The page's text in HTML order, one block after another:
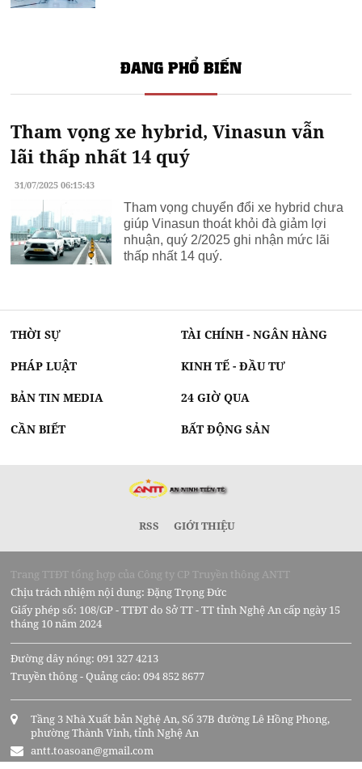
ĐANG PHỔ BIẾN
Tham vọng xe hybrid, Vinasun vẫn
lãi thấp nhất 14 quý
31/07/2025 06:15:43
Tham vọng chuyển đổi xe hybrid chưa
giúp Vinasun thoát khỏi đà giảm lợi
nhuận, quý 2/2025 ghi nhận mức lãi
thấp nhất 14 quý.
THỜI SỰ TÀI CHÍNH - NGÂN HÀNG
PHÁP LUẬT KINH TẾ - ĐẦU TƯ
BẢN TIN MEDIA 24 GIỜ QUA
CẦN BIẾT BẤT ĐỘNG SẢN
RSS GIỚI THIỆU
Trang TTĐT tổng hợp của Công ty CP Truyền thông ANTT
Chịu trách nhiệm nội dung: Đặng Trọng Đức
Giấy phép số: 108/GP - TTĐT do Sở TT - TT tỉnh Nghệ An cấp ngày 15
tháng 10 năm 2024
Đường dây nóng: 091 327 4213
Truyền thông - Quảng cáo: 094 852 8677
Tầng 3 Nhà Xuất bản Nghệ An, Số 37B đường Lê Hồng Phong,
phường Thành Vinh, tỉnh Nghệ An
antt.toasoan@gmail.com